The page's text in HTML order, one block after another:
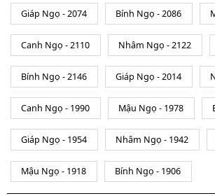
Giáp Ngọ - 2074 Bính Ngọ - 2086
Canh Ngọ - 2110 Nhâm Ngọ - 2122
Bính Ngọ - 2146 Giáp Ngọ - 2014
Canh Ngọ - 1990 Mậu Ngọ - 1978
Giáp Ngọ - 1954 Nhâm Ngọ - 1942
Mậu Ngọ - 1918 Bính Ngọ - 1906